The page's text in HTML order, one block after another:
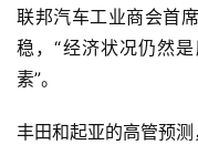
联邦汽车工业商会首
稳，“经济状况仍然
素”。
丰田和起亚的高管预